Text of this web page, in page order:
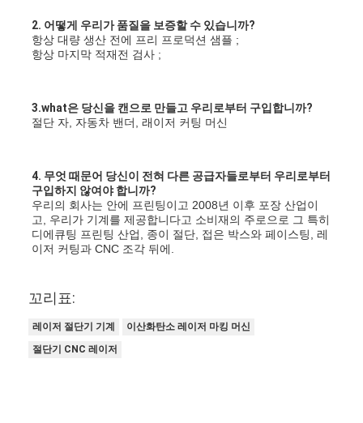
포스트 압박 장비
전 장비를 누르십시오
레이저 마킹 머신
자동 포장 기계
2. 어떻게 우리가 품질을 보증할 수 있습니까?
항상 대량 생산 전에 프리 프로덕션 샘플 ;
항상 마지막 적재전 검사 ;
3.what은 당신을 캔으로 만들고 우리로부터 구입합니까?
절단 자, 자동차 밴더, 래이저 커팅 머신
4. 무엇 때문어 당신이 전혀 다른 공급자들로부터 우리로부터
구입하지 않여야 합니까?
우리의 회사는 안에 프린팅이고 2008년 이후 포장 산업이
고, 우리가 기계를 제공합니다고 소비재의 주로으로 그 특히
디에큐팅 프린팅 산업, 종이 절단, 접은 박스와 페이스팅, 레
이저 커팅과 CNC 조각 뒤에.
꼬리표:
레이저 절단기 기계
이산화탄소 레이저 마킹 머신
절단기 CNC 레이저